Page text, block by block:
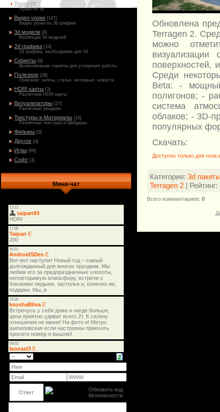
Уроки [7]
Уроки по 3d
Видео уроки [147]
Видео уроки по 3d графике
3d модели [6]
Коллекции 3d моделей
2d графика [24]
2d графика, необходимая для 3d
Скрипты [9]
Всевозможные скрипты для ускорения работы
Полезное [28]
Полезное: хелпы, статьи, интервью, новости
HDRI карты [3]
Различные HDR-карты
Визуализаторы [27]
Различные рендеры
Текстуры и Материалы [16]
Различные текстуры и Шейдеры
Фильмы [0]
Другое [0]
Игры [69]
Софт [3]
Мини-чат
Обновлена
Terragen 2.
можно
поверхностей,
Среди
Beta: -
полигонов; -
система
облаков; - 3D-
популярных
Скачать:
Доступно только для
Категория: 3d
Terragen 2 | Рейтинг:
Всего комментариев: 0